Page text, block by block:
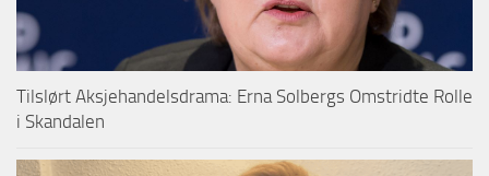
Tilslørt Aksjehandelsdrama: Erna Solbergs Omstridte Rolle
i Skandalen